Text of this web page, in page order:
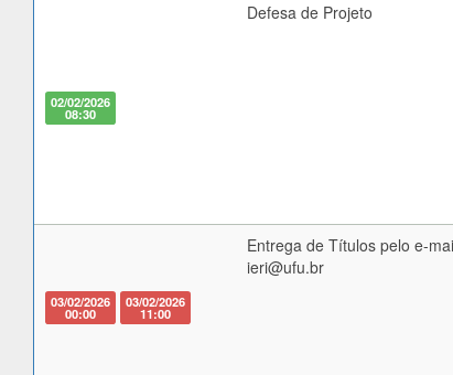
02/02/2026
08:30
Defesa de Projeto
03/02/2026
00:00
03/02/2026
11:00
Entrega de Títulos pelo e-
ieri@ufu.br